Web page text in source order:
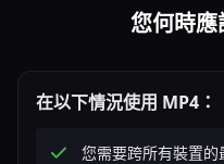
您何時應
在以下情況使用 MP4：
您需要跨所有裝置的